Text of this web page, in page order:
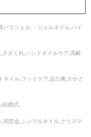
パラジェル,・ジェルネイル,バイ
ささくれ,ハンドネイルケア,高齢
ネイル,フットケア,足の裏,かかと
結婚式,
同窓会,シンプルネイル,クリスマ